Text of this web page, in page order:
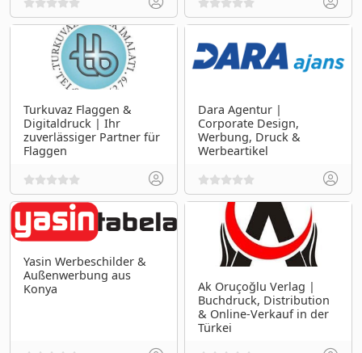
Turkuvaz Flaggen &
Digitaldruck | Ihr
zuverlässiger Partner für
Flaggen
Dara Agentur |
Corporate Design,
Werbung, Druck &
Werbeartikel
Yasin Werbeschilder &
Außenwerbung aus
Konya
Ak Oruçoğlu Verlag |
Buchdruck, Distribution
& Online-Verkauf in der
Türkei